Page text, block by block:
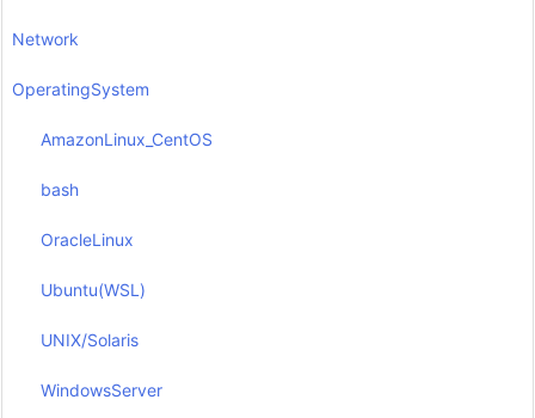
Network
OperatingSystem
AmazonLinux_CentOS
bash
OracleLinux
Ubuntu(WSL)
UNIX/Solaris
WindowsServer